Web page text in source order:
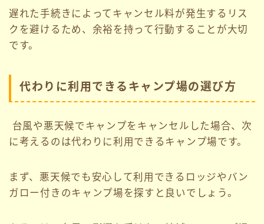
遅れた手続きによってキャンセル料が発生するリス
クを避けるため、余裕を持って行動することが大切
です。
代わりに利用できるキャンプ場の選び方
台風や悪天候でキャンプをキャンセルした場合、次
に考えるのは代わりに利用できるキャンプ場です。
まず、悪天候でも安心して利用できるロッジやバン
ガロー付きのキャンプ場を探すと良いでしょう。